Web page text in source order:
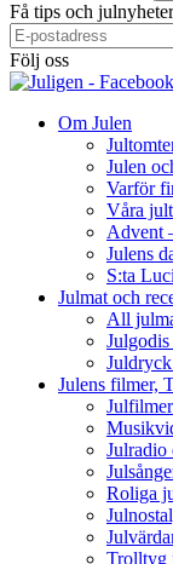
Få tips och julnyheter
Följ oss
Om Julen
Julen
Varför
Våra
Advent
Julens
S:ta
Julmat och
All
Julens filmer,
Julfilmer
Julradio
Roliga
Trolltyg